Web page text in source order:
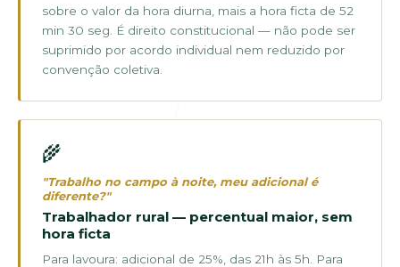
sobre o valor da hora diurna, mais a hora ficta de 52
min 30 seg. É direito constitucional — não pode ser
suprimido por acordo individual nem reduzido por
convenção coletiva.
🌾
"Trabalho no campo à noite, meu adicional é
diferente?"
Trabalhador rural — percentual maior, sem
hora ficta
Para lavoura: adicional de 25%, das 21h às 5h. Para